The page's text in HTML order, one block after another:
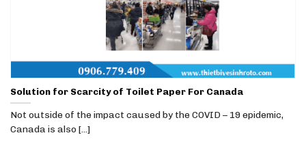
Solution for Scarcity of Toilet Paper For Canada
Not outside of the impact caused by the COVID – 19 epidemic,
Canada is also [...]